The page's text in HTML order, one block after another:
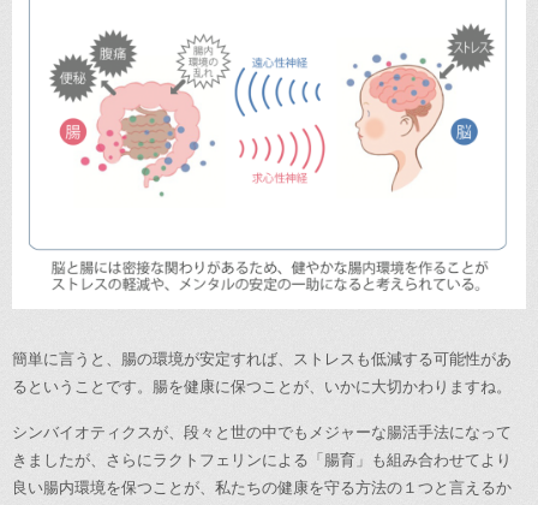
簡単に言うと、腸の環境が安定すれば、ストレスも低減する可能性があ
るということです。腸を健康に保つことが、いかに大切かわりますね。
シンバイオティクスが、段々と世の中でもメジャーな腸活手法になって
きましたが、さらにラクトフェリンによる「腸育」も組み合わせてより
良い腸内環境を保つことが、私たちの健康を守る方法の１つと言えるか